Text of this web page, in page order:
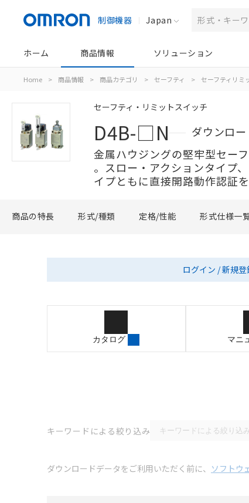
制御機器 Japan
ホーム 商品情報 ソリューション
Home > 商品情報 > 商品カテゴリ > セーフティ > セーフティリミ
セーフティ・リミットスイッチ
D4B-□N
ダウンロ
金属ハウジングの堅牢型セー
。スロー・アクションタイプ
イプともに直接開路動作認証
商品の特長 形式/種類 定格/性能 形式仕様一
ログイン / 新規登
カタログ マニ
キーワードによる絞り込み
ダウンロードデータをご利用いただく前に、 ソフトウ